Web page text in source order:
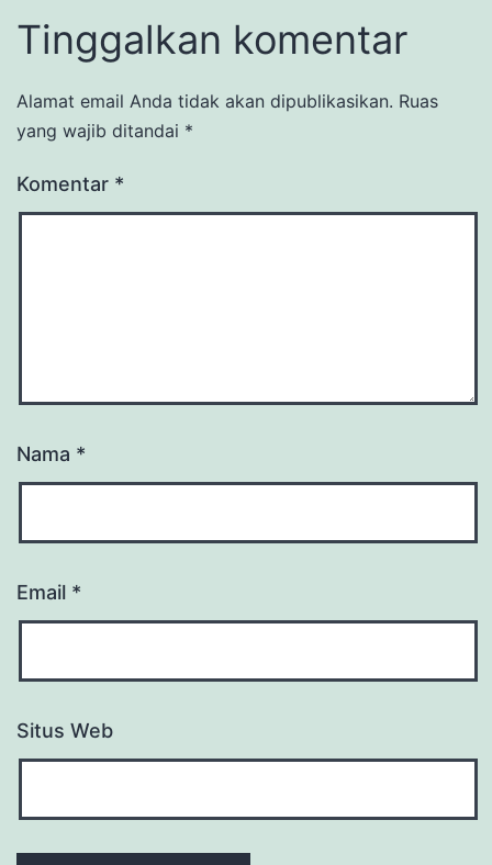
Tinggalkan komentar
Alamat email Anda tidak akan dipublikasikan. Ruas
yang wajib ditandai *
Komentar *
Nama *
Email *
Situs Web